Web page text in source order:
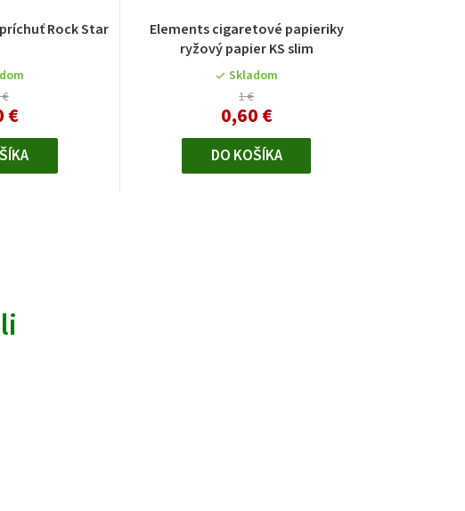
Rock Star
€
Elements cigaretové papieriky
ryžový papier KS slim
Skladom
1 €
0,60 €
DO KOŠÍKA